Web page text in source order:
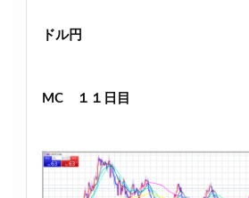
ドル円
MC １１日目